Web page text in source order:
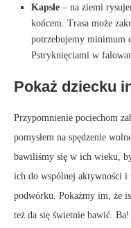
Kapsle – na ziemi
końcem. Trasa może
potrzebujemy minimum
Pstryknięciami w
Pokaż dziecku
Przypomnienie pociechom
pomysłem na spędzenie
bawiliśmy się w ich wieku,
ich do wspólnej aktywności i
podwórku. Pokażmy im, że
też da się świetnie bawić.